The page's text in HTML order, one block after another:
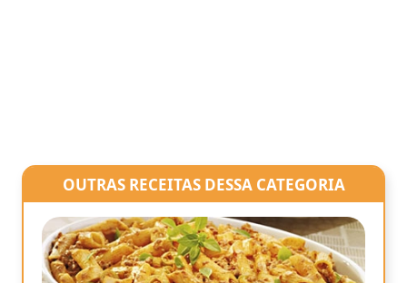
OUTRAS RECEITAS DESSA CATEGORIA